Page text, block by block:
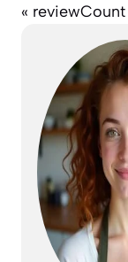
« reviewCount